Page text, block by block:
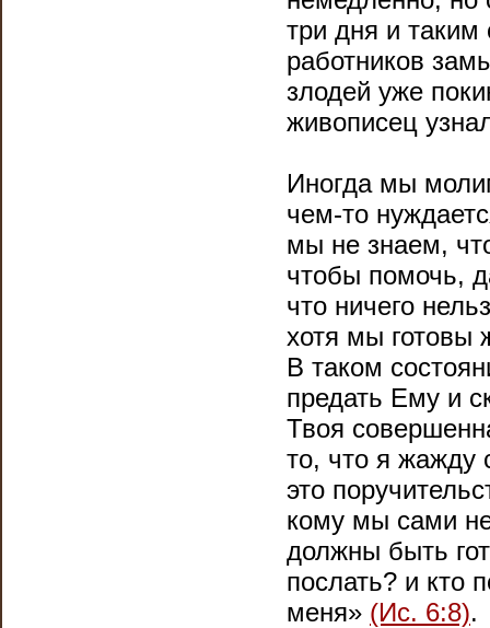
три дня и таким
работников
злодей уже
живописец
Иногда мы
чем-то
мы не знаем,
чтобы помочь,
что ничего
хотя мы готовы
В таком
предать Ему и
Твоя
то, что я жажду
это
кому мы сами
должны быть
послать? и кто
меня» (Ис. 6:8).